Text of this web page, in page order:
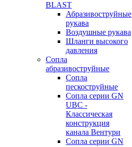
BLAST
Абразивоструйные
рукава
Воздушные рукава
Шланги высокого
давления
Сопла
абразивоструйные
Сопла
пескоструйные
Сопла серии GN
UBC -
Классическая
конструкция
канала Вентури
Сопла серии GN